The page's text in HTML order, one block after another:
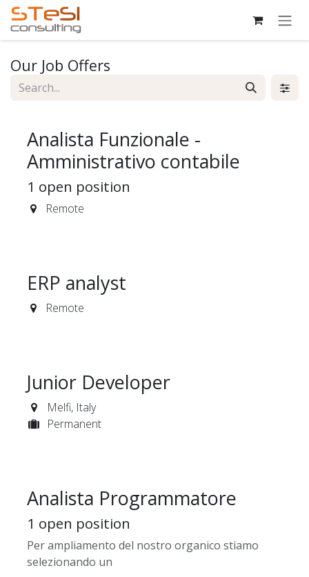
Skip to Content
Our Job Offers
Analista Funzionale -
Amministrativo contabile
1 open position
Remote
ERP analyst
Remote
Junior Developer
Melfi, Italy
Permanent
Analista Programmatore
1 open position
Per ampliamento del nostro organico stiamo
selezionando un